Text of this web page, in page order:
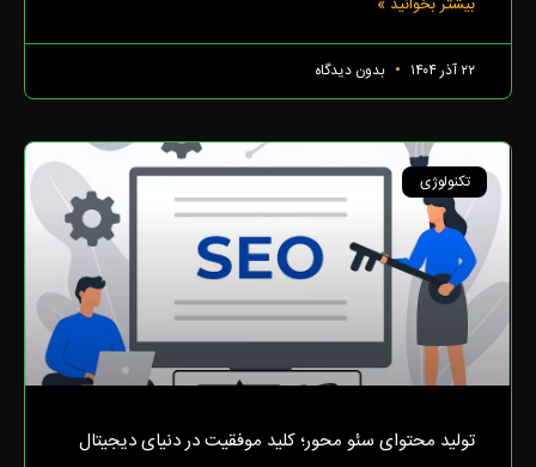
۲۲ آذر ۱۴۰۴ بدون دیدگاه
تکنولوژی
تولید محتوای سئو محور؛ کلید موفقیت در دنیای دیجیتال